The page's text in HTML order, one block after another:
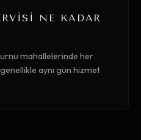
NE KADAR
mahallelerinde her
aynı gün hizmet